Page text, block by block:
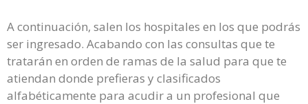
A continuación, salen los hospitales en los que podrás
ser ingresado. Acabando con las consultas que te
tratarán en orden de ramas de la salud para que te
atiendan donde prefieras y clasificados
alfabéticamente para acudir a un profesional que